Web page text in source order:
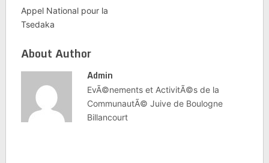
Appel National pour la
Tsedaka
About Author
Admin
EvÃ©nements et ActivitÃ©s de la
CommunautÃ© Juive de Boulogne
Billancourt